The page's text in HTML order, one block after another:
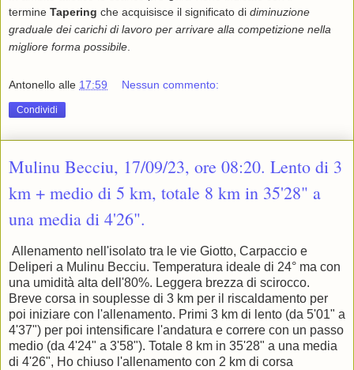
termine Tapering che acquisisce il significato di diminuzione
graduale dei carichi di lavoro per arrivare alla competizione nella
migliore forma possibile
Antonello alle 17:59 Nessun commento:
Condividi
Mulinu Becciu, 17/09/23, ore 08:20. Lento di 3
km + medio di 5 km, totale 8 km in 35'28" a
una media di 4'26".
Allenamento nell'isolato tra le vie Giotto, Carpaccio e
Deliperi a Mulinu Becciu. Temperatura ideale di 24° ma con
una umidità alta dell'80%. Leggera brezza di scirocco.
Breve corsa in souplesse di 3 km per il riscaldamento per
poi iniziare con l'allenamento. Primi 3 km di lento (da 5'01" a
4'37") per poi intensificare l'andatura e correre con un passo
medio (da 4'24" a 3'58"). Totale 8 km in 35'28" a una media
di 4'26", Ho chiuso l'allenamento con 2 km di corsa